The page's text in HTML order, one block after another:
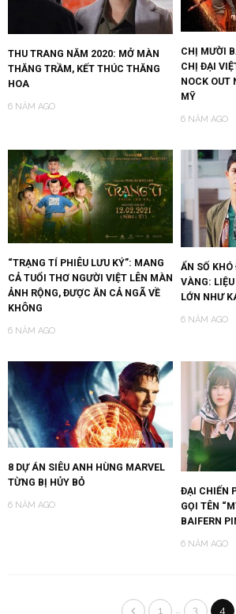
THU TRANG NĂM 2020: MỞ MÀN
THĂNG TRẦM, KẾT THÚC THĂNG
HOA
6 NĂM AGO
CHỊ MƯỜI
CHỊ ĐẠI
NOCK OUT
MỸ
6 NĂM AGO
“TRẠNG TÍ PHIÊU LƯU KÝ”: MANG
CẢ TUỔI THƠ NGƯỜI VIỆT LÊN MÀN
ẢNH RỘNG, ĐƯỢC ĂN CẢ NGÃ VỀ
KHÔNG
6 NĂM AGO
ẨN SỐ
VÀNG:
LỚN NHƯ
6 NĂM AGO
8 DỰ ÁN SIÊU ANH HÙNG MARVEL
TỪNG BỊ HỦY BỎ
6 NĂM AGO
ĐẠI CHIẾN
GỌI TÊN
BAIFERN
6 NĂM AGO
1 3 4